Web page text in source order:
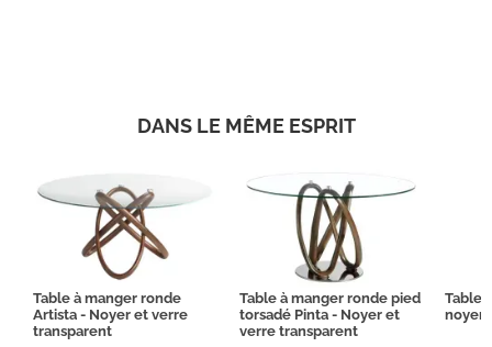
DANS LE MÊME ESPRIT
Table à manger ronde
Artista - Noyer et verre
transparent
Table à manger ronde pied
torsadé Pinta - Noyer et
verre transparent
Table
noyer